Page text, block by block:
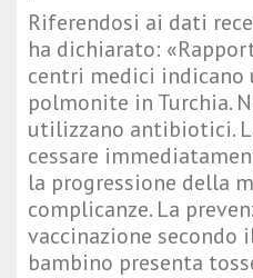
Riferendosi ai dati
ha dichiarato:
centri medici indicano
polmonite in Turchia.
utilizzano antibiotici.
cessare
la progressione della
complicanze. La
vaccinazione secondo
bambino presenta